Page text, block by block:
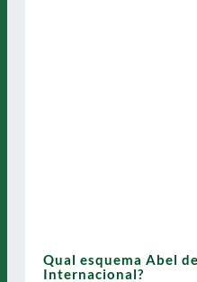
Qual esquema Abel
Internacional?